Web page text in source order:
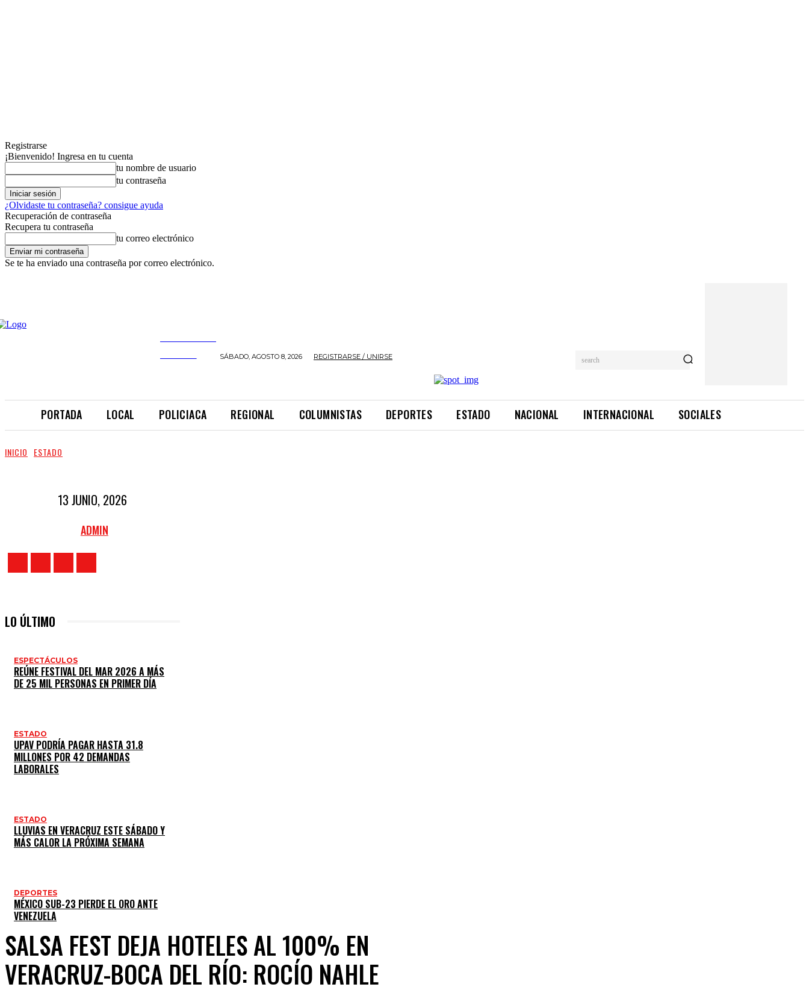
Registrarse
¡Bienvenido! Ingresa en tu cuenta
tu nombre de usuario
tu contraseña
¿Olvidaste tu contraseña? consigue ayuda
Recuperación de contraseña
Recupera tu contraseña
tu correo electrónico
Se te ha enviado una contraseña por correo electrónico.
SÁBADO, AGOSTO 8, 2026 REGISTRARSE / UNIRSE search
PORTADA LOCAL POLICIACA REGIONAL COLUMNISTAS DEPORTES ESTADO NACIONAL INTERNACIONAL SOCIALES
INICIO ESTADO
13 JUNIO, 2026
ADMIN
LO ÚLTIMO
ESPECTÁCULOS
REÚNE FESTIVAL DEL MAR 2026 A MÁS
DE 25 MIL PERSONAS EN PRIMER DÍA
ESTADO
UPAV PODRÍA PAGAR HASTA 31.8
MILLONES POR 42 DEMANDAS
LABORALES
ESTADO
LLUVIAS EN VERACRUZ ESTE SÁBADO Y
MÁS CALOR LA PRÓXIMA SEMANA
DEPORTES
MÉXICO SUB-23 PIERDE EL ORO ANTE
VENEZUELA
SALSA FEST DEJA HOTELES AL 100% EN
VERACRUZ-BOCA DEL RÍO: ROCÍO NAHLE